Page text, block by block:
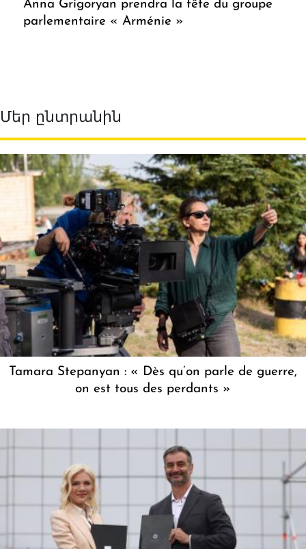
Anna Grigoryan prendra la tête du groupe
parlementaire « Arménie »
Մեր ընտրանին
Tamara Stepanyan : « Dès qu’on parle de guerre,
on est tous des perdants »